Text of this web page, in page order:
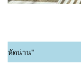
น่าน"